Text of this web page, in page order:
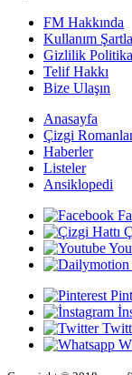
FM Hakkında
Kullanım
Gizlilik
Telif Hakkı
Bize Ulaşın
Anasayfa
Çizgi
Haberler
Listeler
Ansiklopedi